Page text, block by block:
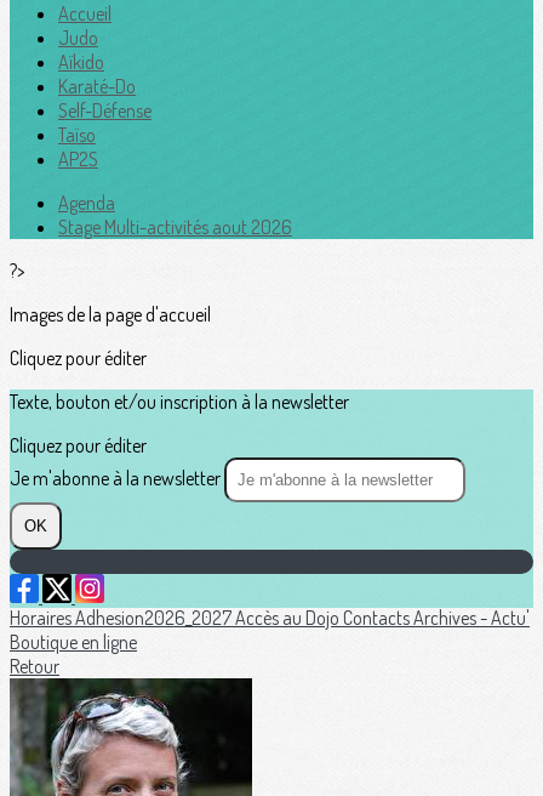
Accueil
Judo
Aïkido
Karaté-Do
Self-Défense
Taïso
AP2S
Agenda
Stage Multi-activités aout 2026
?>
Images de la page d'accueil
Cliquez pour éditer
Texte, bouton et/ou inscription à la newsletter
Cliquez pour éditer
Je m'abonne à la newsletter
OK
HorairesAdhesion2026_2027Accès au Dojo ContactsArchives - Actu'
Boutique en ligne
Retour